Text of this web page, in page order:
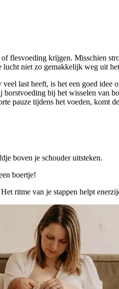
flesvoeding krijgen. Misschien
niet zo gemakkelijk weg uit
last heeft, is het een goed
bij het wisselen van
pauze tijdens het voeden,
boven je schouder uitsteken.
boertje!
ritme van je stappen helpt